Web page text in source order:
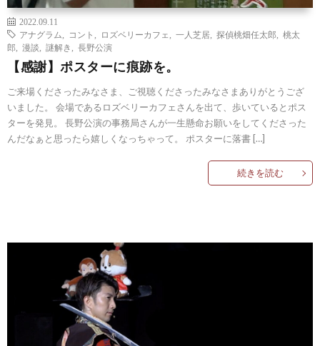
2022.09.11
アナグラム
コント ロズベリーカフェ 一人芝居 探偵桃畑任太郎
桃太
郎
漫談 謎解き 長野公演
【感謝】ポスターに痕跡を。
ご来場くださったみなさま、ご視聴くださったみなさまありがとうござ
いました。 会場であるロズベリーカフェさんを出て、歩いているとポス
ターを発見。 長野公演の事務局さんが一生懸命お願いをしてくださった
んだなぁと思ったら嬉しくなっちゃって。 ポスターに落書 […]
続きを読む